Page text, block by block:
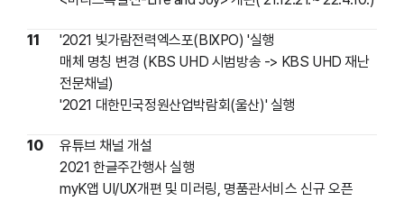
11
'2021 빛가람전력엑스포(BIXPO) '실행
매체 명칭 변경 (KBS UHD 시범방송 -> KBS UHD 재난
전문채널)
'2021 대한민국정원산업박람회(울산)' 실행
10
유튜브 채널 개설
2021 한글주간행사 실행
myK앱 UI/UX개편 및 미러링, 명품관서비스 신규 오픈